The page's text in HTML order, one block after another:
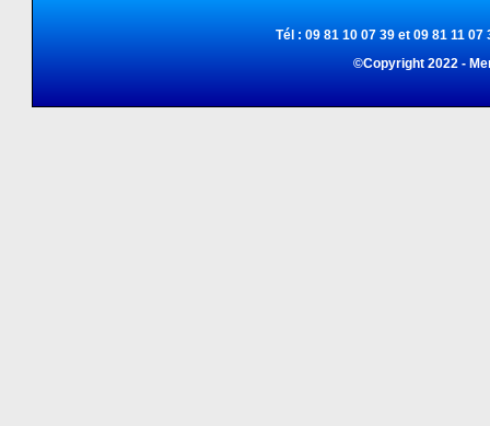
Tél : 09 81 10 07 39 et 09 81 11
©Copyright 2022 -